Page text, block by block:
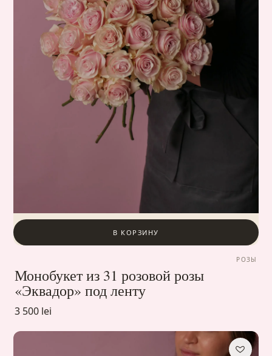
В КОРЗИНУ
РОЗЫ
Монобукет из 31 розовой розы
«Эквадор» под ленту
3 500 lei